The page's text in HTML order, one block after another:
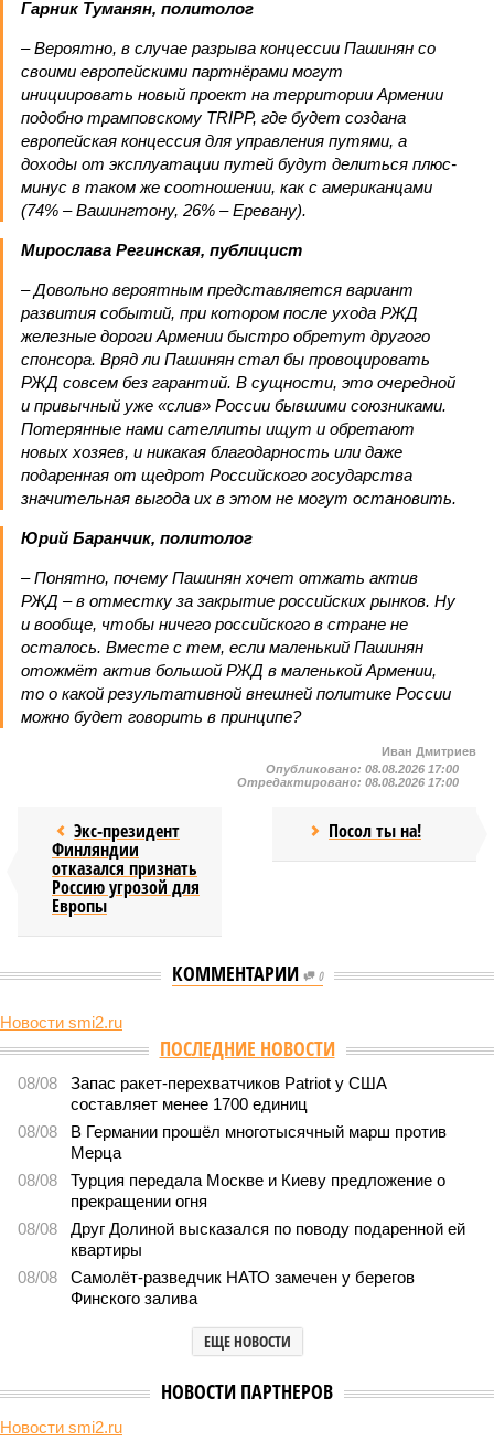
Гарник Туманян, политолог
– Вероятно, в случае разрыва концессии Пашинян со
своими европейскими партнёрами могут
инициировать новый проект на территории Армении
подобно трамповскому TRIPP, где будет создана
европейская концессия для управления путями, а
доходы от эксплуатации путей будут делиться плюс-
минус в таком же соотношении, как с американцами
(74% – Вашингтону, 26% – Еревану).
Мирослава Регинская, публицист
– Довольно вероятным представляется вариант
развития событий, при котором после ухода РЖД
железные дороги Армении быстро обретут другого
спонсора. Вряд ли Пашинян стал бы провоцировать
РЖД совсем без гарантий. В сущности, это очередной
и привычный уже «слив» России бывшими союзниками.
Потерянные нами сателлиты ищут и обретают
новых хозяев, и никакая благодарность или даже
подаренная от щедрот Российского государства
значительная выгода их в этом не могут остановить.
Юрий Баранчик, политолог
– Понятно, почему Пашинян хочет отжать актив
РЖД – в отместку за закрытие российских рынков. Ну
и вообще, чтобы ничего российского в стране не
осталось. Вместе с тем, если маленький Пашинян
отожмёт актив большой РЖД в маленькой Армении,
то о какой результативной внешней политике России
можно будет говорить в принципе?
Иван Дмитриев
Опубликовано: 08.08.2026 17:00
Отредактировано: 08.08.2026 17:00
Экс-президент
Финляндии
отказался признать
Россию угрозой для
Европы
Посол ты на!
КОММЕНТАРИИ 0
Новости smi2.ru
В нескольких станциях от уже сданного
«Сказочного леса» пайщики ЖК «Станция Л» продолжают ждать от
компании Capital Group начала реальной достройки
В нескольких станциях от уже сданного «Сказочного
леса» пайщики ЖК «Станция Л» продолжают ждать от
компании Capital Group начала реальной достройки
«Станция ожидания» для дольщиков
В нескольких станциях от уже сданного «Сказочного леса» пайщики ЖК
«Станция Л» продолжают ждать от компании Capital Group начала